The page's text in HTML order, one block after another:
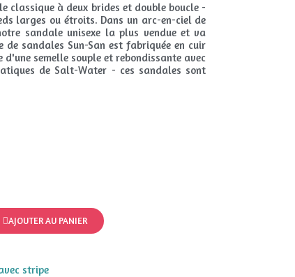
classique à deux brides et double boucle -
larges ou étroits. Dans un arc-en-ciel de
sandale unisexe la plus vendue et va
de sandales Sun-San est fabriquée en cuir
semelle souple et rebondissante avec
de Salt-Water - ces sandales sont
AJOUTER AU PANIER
stripe